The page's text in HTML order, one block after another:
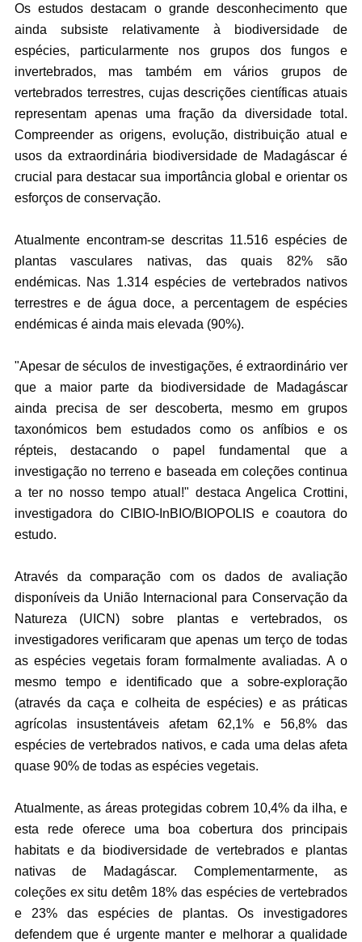
Os estudos destacam o grande desconhecimento que
ainda subsiste relativamente à biodiversidade de
espécies, particularmente nos grupos dos fungos e
invertebrados, mas também em vários grupos de
vertebrados terrestres, cujas descrições científicas atuais
representam apenas uma fração da diversidade total.
Compreender as origens, evolução, distribuição atual e
usos da extraordinária biodiversidade de Madagáscar é
crucial para destacar sua importância global e orientar os
esforços de conservação.
Atualmente encontram-se descritas 11.516 espécies de
plantas vasculares nativas, das quais 82% são
endémicas. Nas 1.314 espécies de vertebrados nativos
terrestres e de água doce, a percentagem de espécies
endémicas é ainda mais elevada (90%).
"Apesar de séculos de investigações, é extraordinário ver
que a maior parte da biodiversidade de Madagáscar
ainda precisa de ser descoberta, mesmo em grupos
taxonómicos bem estudados como os anfíbios e os
répteis, destacando o papel fundamental que a
investigação no terreno e baseada em coleções continua
a ter no nosso tempo atual!" destaca Angelica Crottini,
investigadora do CIBIO-InBIO/BIOPOLIS e coautora do
estudo.
Através da comparação com os dados de avaliação
disponíveis da União Internacional para Conservação da
Natureza (UICN) sobre plantas e vertebrados, os
investigadores verificaram que apenas um terço de todas
as espécies vegetais foram formalmente avaliadas. A o
mesmo tempo e identificado que a sobre-exploração
(através da caça e colheita de espécies) e as práticas
agrícolas insustentáveis afetam 62,1% e 56,8% das
espécies de vertebrados nativos, e cada uma delas afeta
quase 90% de todas as espécies vegetais.
Atualmente, as áreas protegidas cobrem 10,4% da ilha, e
esta rede oferece uma boa cobertura dos principais
habitats e da biodiversidade de vertebrados e plantas
nativas de Madagáscar. Complementarmente, as
coleções ex situ detêm 18% das espécies de vertebrados
e 23% das espécies de plantas. Os investigadores
defendem que é urgente manter e melhorar a qualidade